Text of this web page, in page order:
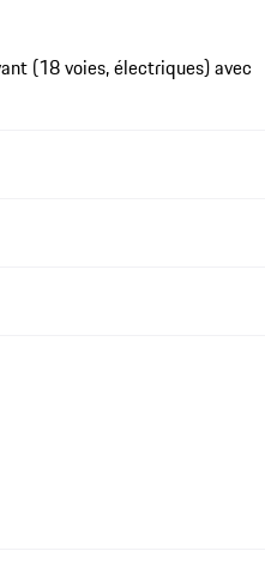
(18 voies, électriques) avec